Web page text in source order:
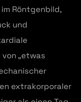
Röntgenbild,
und
„etwas
extrakorporaler